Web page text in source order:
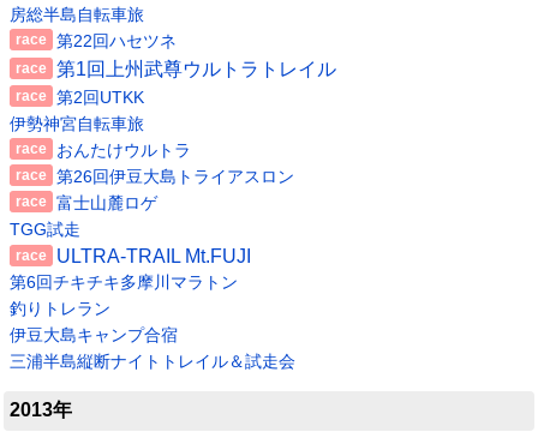
房総半島自転車旅
第22回ハセツネ
第1回上州武尊ウルトラトレイル
第2回UTKK
伊勢神宮自転車旅
おんたけウルトラ
第26回伊豆大島トライアスロン
富士山麓ロゲ
TGG試走
ULTRA-TRAIL Mt.FUJI
第6回チキチキ多摩川マラトン
釣りトレラン
伊豆大島キャンプ合宿
三浦半島縦断ナイトトレイル＆試走会
2013年